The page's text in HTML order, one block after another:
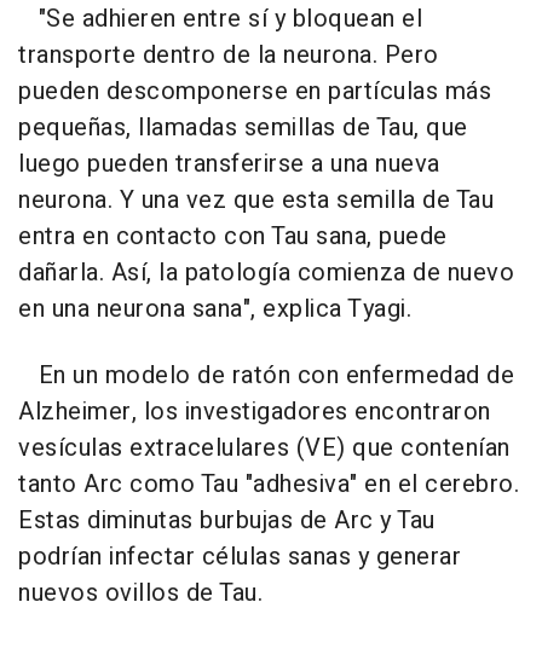
"Se adhieren entre sí y bloquean el
transporte dentro de la neurona. Pero
pueden descomponerse en partículas más
pequeñas, llamadas semillas de Tau, que
luego pueden transferirse a una nueva
neurona. Y una vez que esta semilla de Tau
entra en contacto con Tau sana, puede
dañarla. Así, la patología comienza de nuevo
en una neurona sana", explica Tyagi.
En un modelo de ratón con enfermedad de
Alzheimer, los investigadores encontraron
vesículas extracelulares (VE) que contenían
tanto Arc como Tau "adhesiva" en el cerebro.
Estas diminutas burbujas de Arc y Tau
podrían infectar células sanas y generar
nuevos ovillos de Tau.